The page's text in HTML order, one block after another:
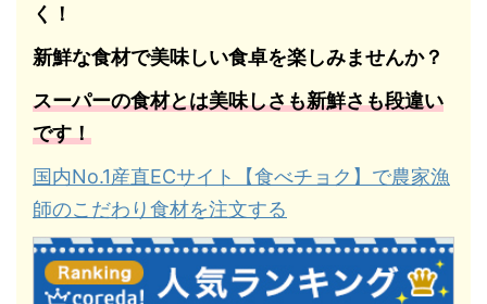
く！
新鮮な食材で美味しい食卓を楽しみませんか？
スーパーの食材とは美味しさも新鮮さも段違い
です！
国内No.1産直ECサイト【食べチョク】で農家漁
師のこだわり食材を注文する